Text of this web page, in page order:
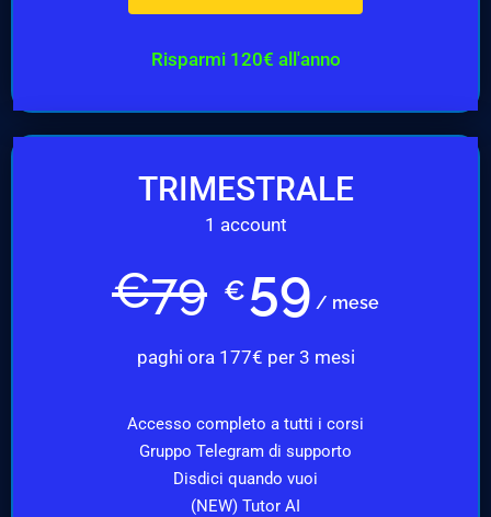
Risparmi 120€ all'anno
TRIMESTRALE
1 account
€79 € 59 / mese
paghi ora 177€ per 3 mesi
Accesso completo a tutti i corsi
Gruppo Telegram di supporto
Disdici quando vuoi
(NEW) Tutor AI